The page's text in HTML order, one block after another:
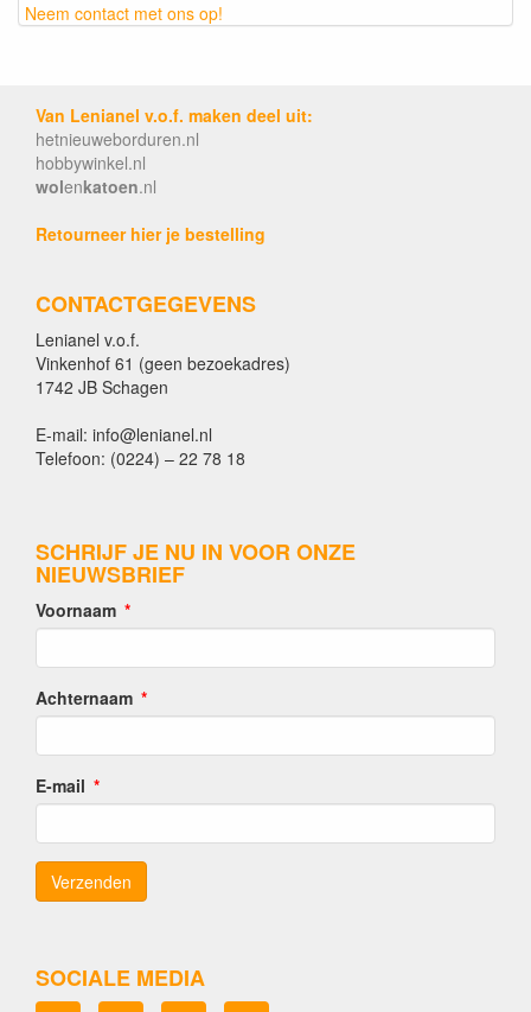
Neem contact met ons op!
Van Lenianel v.o.f. maken deel uit:
hetnieuweborduren.nl
hobbywinkel.nl
wolenkatoen.nl
Retourneer hier je bestelling
CONTACTGEGEVENS
Lenianel v.o.f.
Vinkenhof 61 (geen bezoekadres)
1742 JB Schagen
E-mail: info@lenianel.nl
Telefoon: (0224) – 22 78 18
SCHRIJF JE NU IN VOOR ONZE
NIEUWSBRIEF
Voornaam
Achternaam
E-mail
SOCIALE MEDIA